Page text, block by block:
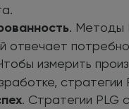
. Методы
отвечает
измерить
стратегии
. Стратегии PLG